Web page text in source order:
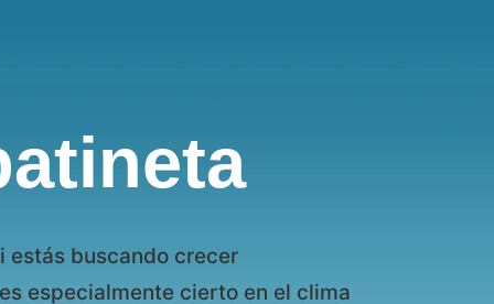
estás buscando crecer
especialmente cierto en el clima